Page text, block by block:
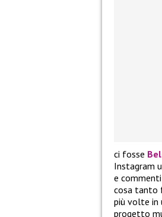
ci fosse
Instagram
e
cosa tanto
più volte in
progetto